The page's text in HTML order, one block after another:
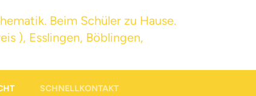
SCHNELLKONTAKT